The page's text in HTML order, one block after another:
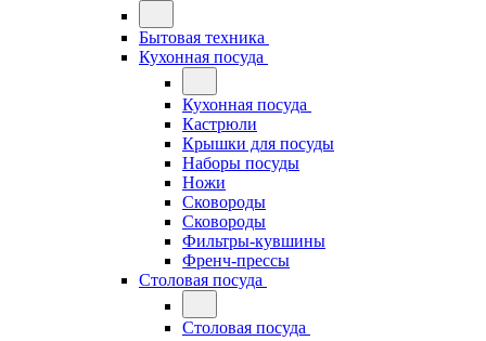
Бытовая техника
Кухонная посуда
Кухонная посуда
Кастрюли
Крышки для посуды
Наборы посуды
Ножи
Сковороды
Сковороды
Фильтры-кувшины
Френч-прессы
Столовая посуда
Столовая посуда